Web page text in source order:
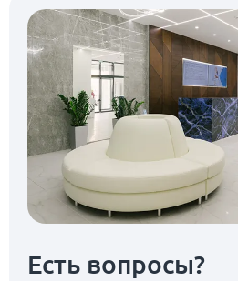
Есть вопросы?